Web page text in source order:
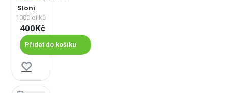
Sloni
1000 dílků
400Kč
Přidat do košíku